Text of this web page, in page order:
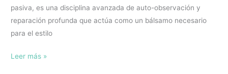
pasiva, es una disciplina avanzada de auto-observación y
reparación profunda que actúa como un bálsamo necesario
para el estilo
Leer más »